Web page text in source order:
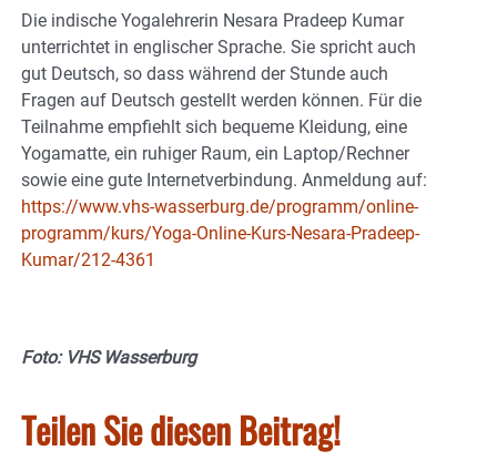
Die indische Yogalehrerin Nesara Pradeep Kumar
unterrichtet in englischer Sprache. Sie spricht auch
gut Deutsch, so dass während der Stunde auch
Fragen auf Deutsch gestellt werden können. Für die
Teilnahme empfiehlt sich bequeme Kleidung, eine
Yogamatte, ein ruhiger Raum, ein Laptop/Rechner
sowie eine gute Internetverbindung. Anmeldung auf:
https://www.vhs-wasserburg.de/programm/online-
programm/kurs/Yoga-Online-Kurs-Nesara-Pradeep-
Kumar/212-4361
Foto: VHS Wasserburg
Teilen Sie diesen Beitrag!